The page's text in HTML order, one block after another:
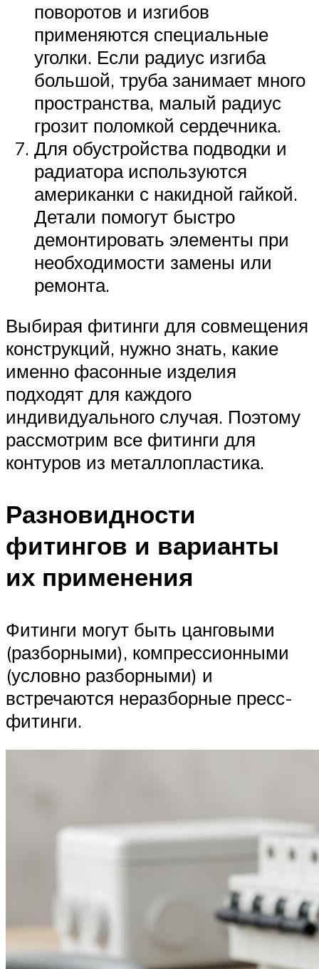
поворотов и изгибов
применяются специальные
уголки. Если радиус изгиба
большой, труба занимает много
пространства, малый радиус
грозит поломкой сердечника.
Для обустройства подводки и
радиатора используются
американки с накидной гайкой.
Детали помогут быстро
демонтировать элементы при
необходимости замены или
ремонта.
Выбирая фитинги для совмещения
конструкций, нужно знать, какие
именно фасонные изделия
подходят для каждого
индивидуального случая. Поэтому
рассмотрим все фитинги для
контуров из металлопластика.
Разновидности
фитингов и варианты
их применения
Фитинги могут быть цанговыми
(разборными), компрессионными
(условно разборными) и
встречаются неразборные пресс-
фитинги.